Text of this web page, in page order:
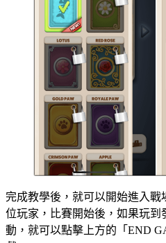
完成教學後，就可以開始進入
位玩家，比賽開始後，如果玩
動，就可以點擊上方的「END